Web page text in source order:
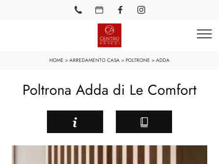
HOME > ARREDAMENTO CASA > POLTRONE > ADDA
Poltrona Adda di Le Comfort